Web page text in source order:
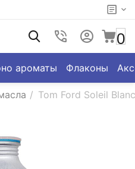
0
ароматы Флаконы
/ Tom Ford Soleil